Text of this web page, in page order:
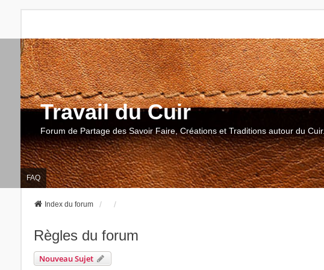
Travail du Cuir
Forum de Partage des Savoir Faire, Créations et Traditions autour du Cuir.
FAQ
Index du forum
Règles du forum
Nouveau Sujet